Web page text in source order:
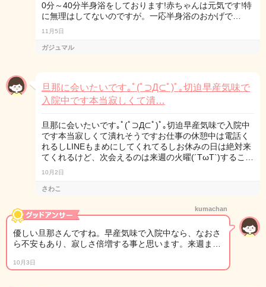
0分～40分半身浴をしております!赤ちゃんは元気です!特
に無理はしてないのですが。一応半身浴のおかげで…
11月5日
ガジュマル
旦那に会いたいです｡ﾟ(ﾟ⊃Д⊂ﾟ)ﾟ｡切迫早産気味で
入院中です本当寂しくて潰…
旦那に会いたいです｡ﾟ(ﾟ⊃Д⊂ﾟ)ﾟ｡切迫早産気味で入院中
です本当寂しくて潰れそうですお仕事の休憩中は電話く
れるしLINEもまめにしてくれてるしお休みの日は絶対来
てくれるけど、次会えるのは来週の火曜(´TωT`)するこ…
10月2日
さわこ
kumachan
優しい旦那さんですね。早産気味で入院中なら、なおさ
ら不安もあり、寂しさ倍増する事と思います。来週ま…
10月3日